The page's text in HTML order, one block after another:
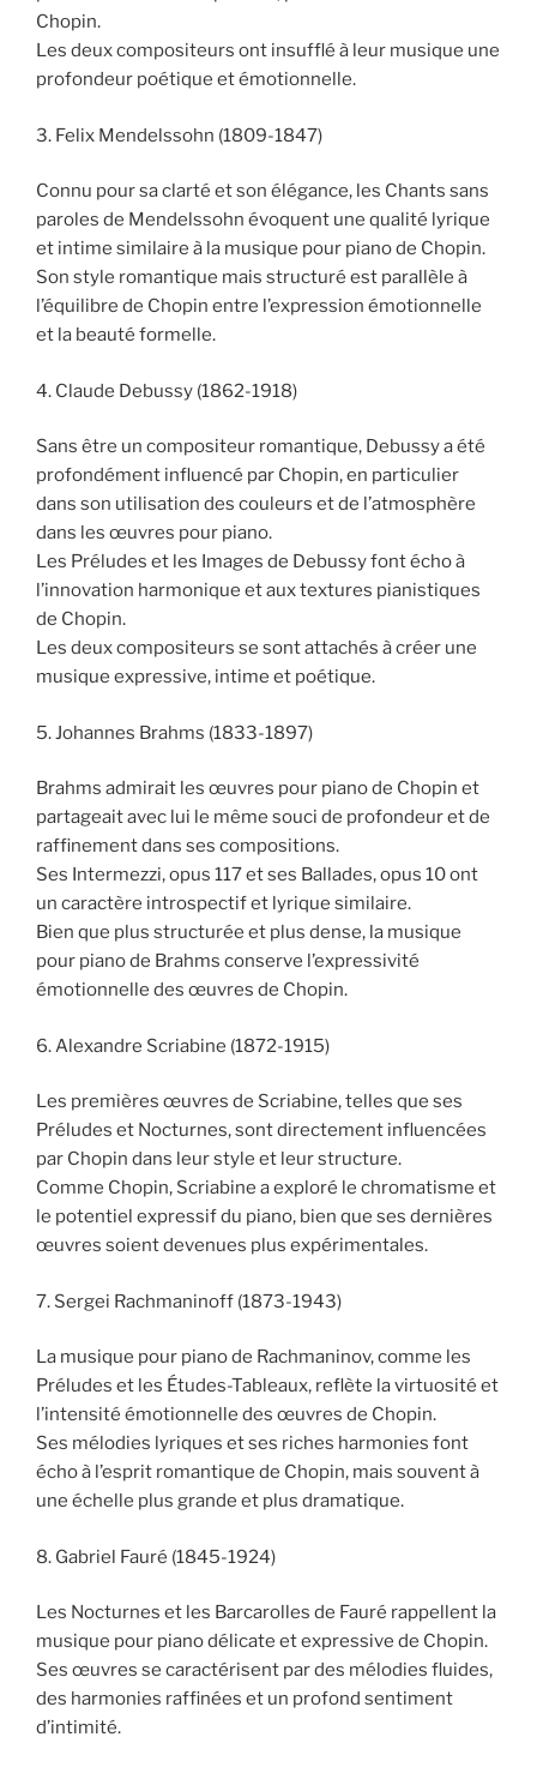
Chopin.
Les deux compositeurs ont insufflé à leur musique une
profondeur poétique et émotionnelle.
3. Felix Mendelssohn (1809-1847)
Connu pour sa clarté et son élégance, les Chants sans
paroles de Mendelssohn évoquent une qualité lyrique
et intime similaire à la musique pour piano de Chopin.
Son style romantique mais structuré est parallèle à
l’équilibre de Chopin entre l’expression émotionnelle
et la beauté formelle.
4. Claude Debussy (1862-1918)
Sans être un compositeur romantique, Debussy a été
profondément influencé par Chopin, en particulier
dans son utilisation des couleurs et de l’atmosphère
dans les œuvres pour piano.
Les Préludes et les Images de Debussy font écho à
l’innovation harmonique et aux textures pianistiques
de Chopin.
Les deux compositeurs se sont attachés à créer une
musique expressive, intime et poétique.
5. Johannes Brahms (1833-1897)
Brahms admirait les œuvres pour piano de Chopin et
partageait avec lui le même souci de profondeur et de
raffinement dans ses compositions.
Ses Intermezzi, opus 117 et ses Ballades, opus 10 ont
un caractère introspectif et lyrique similaire.
Bien que plus structurée et plus dense, la musique
pour piano de Brahms conserve l’expressivité
émotionnelle des œuvres de Chopin.
6. Alexandre Scriabine (1872-1915)
Les premières œuvres de Scriabine, telles que ses
Préludes et Nocturnes, sont directement influencées
par Chopin dans leur style et leur structure.
Comme Chopin, Scriabine a exploré le chromatisme et
le potentiel expressif du piano, bien que ses dernières
œuvres soient devenues plus expérimentales.
7. Sergei Rachmaninoff (1873-1943)
La musique pour piano de Rachmaninov, comme les
Préludes et les Études-Tableaux, reflète la virtuosité et
l’intensité émotionnelle des œuvres de Chopin.
Ses mélodies lyriques et ses riches harmonies font
écho à l’esprit romantique de Chopin, mais souvent à
une échelle plus grande et plus dramatique.
8. Gabriel Fauré (1845-1924)
Les Nocturnes et les Barcarolles de Fauré rappellent la
musique pour piano délicate et expressive de Chopin.
Ses œuvres se caractérisent par des mélodies fluides,
des harmonies raffinées et un profond sentiment
d’intimité.